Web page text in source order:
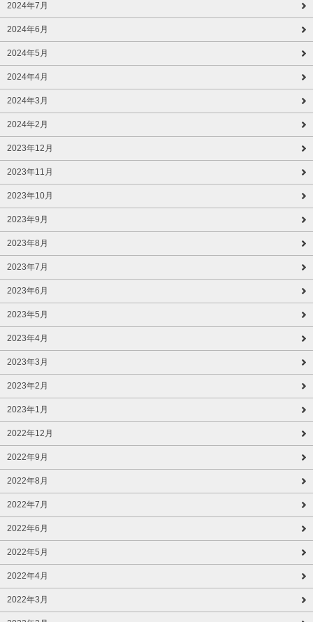
2024年7月
2024年6月
2024年5月
2024年4月
2024年3月
2024年2月
2023年12月
2023年11月
2023年10月
2023年9月
2023年8月
2023年7月
2023年6月
2023年5月
2023年4月
2023年3月
2023年2月
2023年1月
2022年12月
2022年9月
2022年8月
2022年7月
2022年6月
2022年5月
2022年4月
2022年3月